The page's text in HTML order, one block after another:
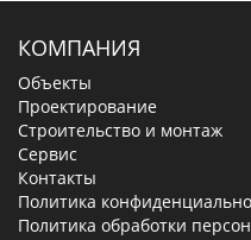
КОМПАНИЯ
Объекты
Проектирование
Строительство и монтаж
Сервис
Контакты
Политика
Политика обработки